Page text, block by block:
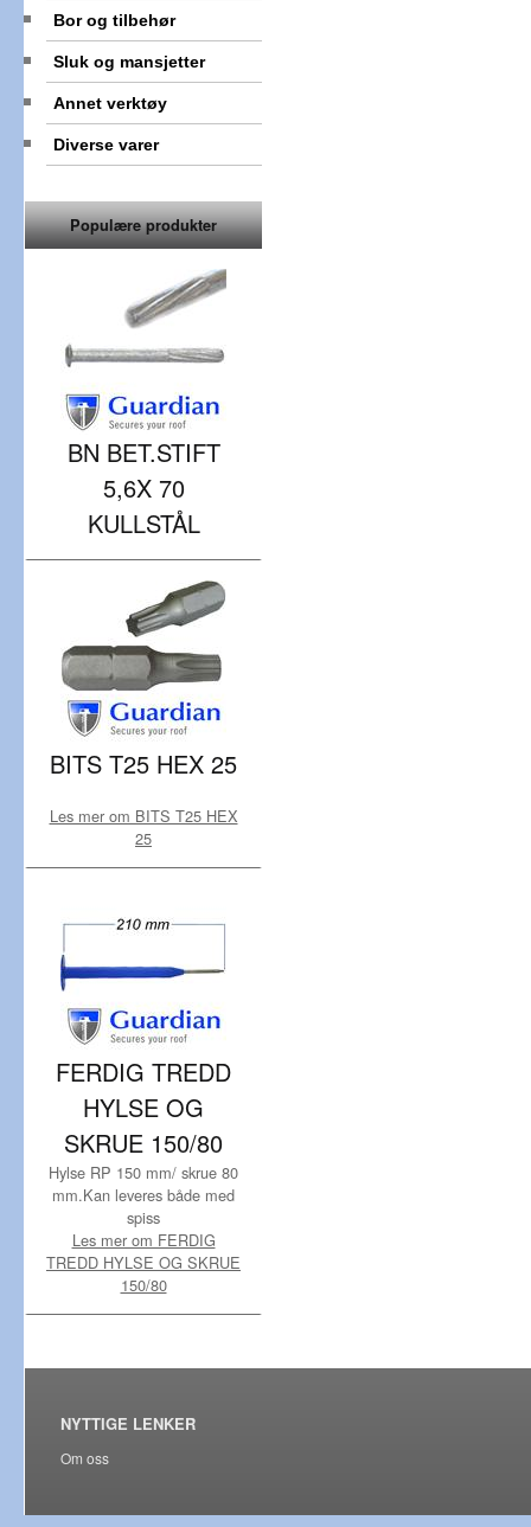
Bor og tilbehør
Sluk og mansjetter
Annet verktøy
Diverse varer
Populære produkter
BN BET.STIFT
5,6X 70
KULLSTÅL
BITS T25 HEX 25
Les mer om BITS T25 HEX
25
FERDIG TREDD
HYLSE OG
SKRUE 150/80
Hylse RP 150 mm/ skrue 80
mm.Kan leveres både med
spiss
Les mer om FERDIG
TREDD HYLSE OG SKRUE
150/80
NYTTIGE LENKER
Om oss